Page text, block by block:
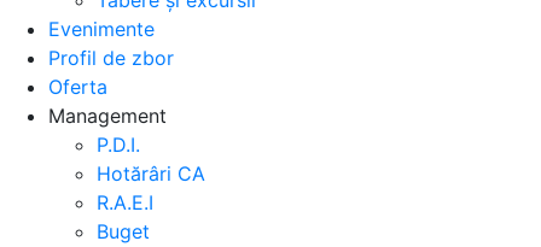
Evenimente
Profil de zbor
Oferta
Management
P.D.I.
Hotărâri CA
R.A.E.I
Buget